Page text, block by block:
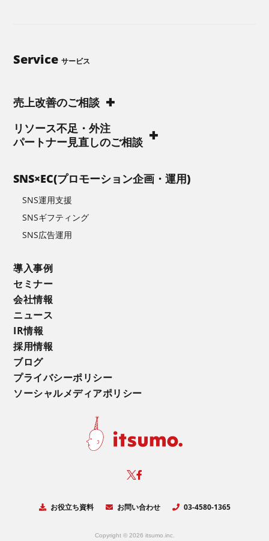
Serviceサービス
売上改善のご相談
リソース不足・外注
パートナー見直しのご相談
SNS×EC(プロモーション企画・運用)
SNS運用支援
SNSギフティング
SNS広告運用
導入事例
セミナー
会社情報
ニュース
IR情報
採用情報
ブログ
プライバシーポリシー
ソーシャルメディアポリシー
お役立ち資料 お問い合わせ 03-4580-1365
Copyright © 2026 itsumo.inc.